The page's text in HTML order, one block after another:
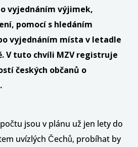
vyjednáním výjimek,
pomocí s hledáním
vyjednáním místa v letadle
V tuto chvíli MZV registruje
českých občanů o
jsou v plánu už jen lety do
uvízlých Čechů, probíhat by